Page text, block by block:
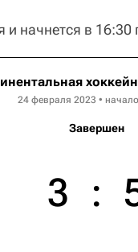
и начнется в
24 февраля 2023 •
Завершен
3 :